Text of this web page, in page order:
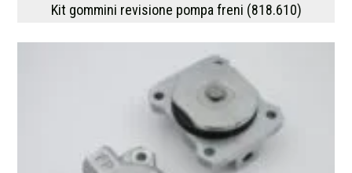
Kit gommini revisione pompa freni (818.610)